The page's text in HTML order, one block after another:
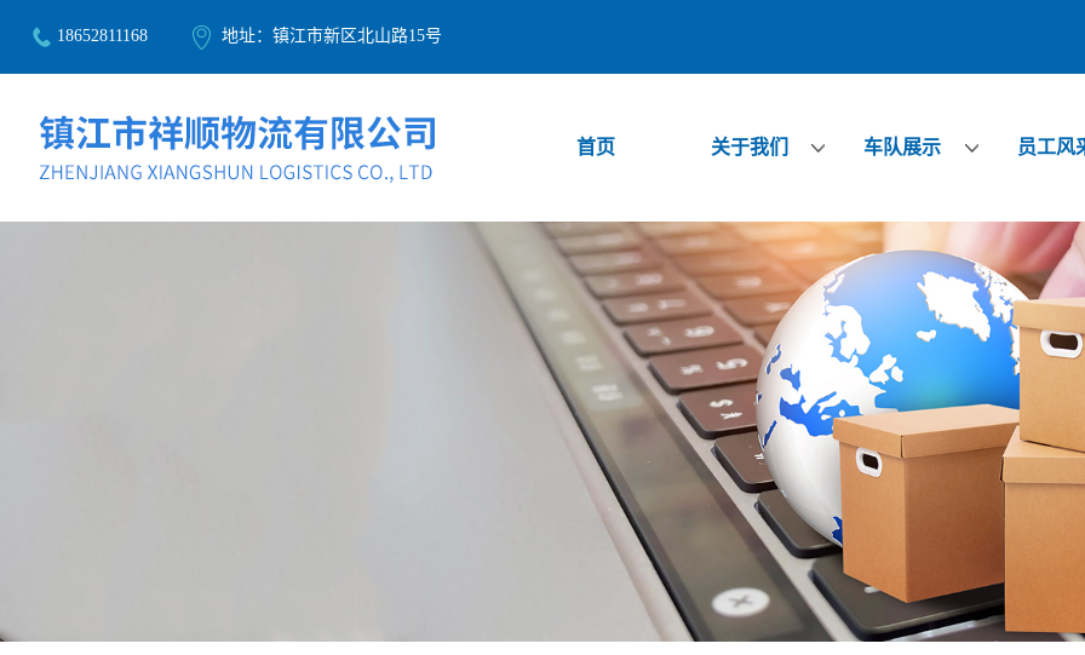
18652811168 地址：镇江市新区北山路15号
首页 关于我们 车队展示 员工风